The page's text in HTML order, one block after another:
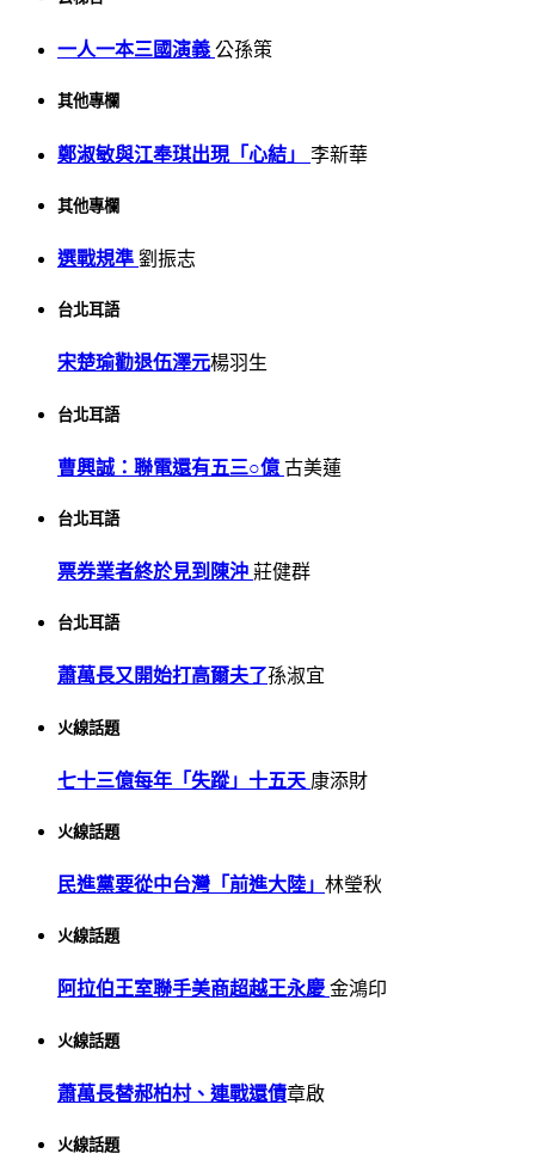
一人一本三國演義 公孫策
其他專欄
鄭淑敏與江奉琪出現「心結」 李新華
其他專欄
選戰規準 劉振志
台北耳語
宋楚瑜勸退伍澤元楊羽生
台北耳語
曹興誠：聯電還有五三○億 古美蓮
台北耳語
票券業者終於見到陳沖 莊健群
台北耳語
蕭萬長又開始打高爾夫了孫淑宜
火線話題
七十三億每年「失蹤」十五天 康添財
火線話題
民進黨要從中台灣「前進大陸」 林瑩秋
火線話題
阿拉伯王室聯手美商超越王永慶 金鴻印
火線話題
蕭萬長替郝柏村、連戰還債章啟
火線話題